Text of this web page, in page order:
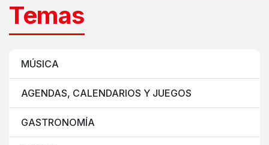
Temas
MÚSICA
AGENDAS, CALENDARIOS Y JUEGOS
GASTRONOMÍA